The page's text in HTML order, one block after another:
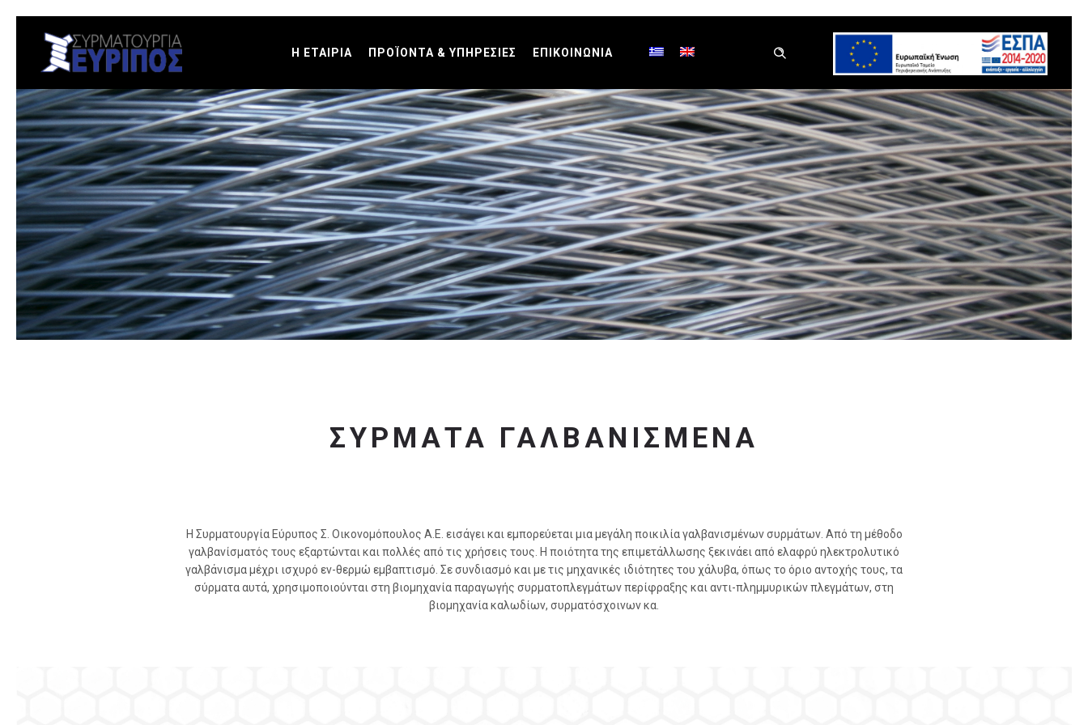
Η ΕΤΑΙΡΙΑ ΠΡΟΪΟΝΤΑ & ΥΠΗΡΕΣΙΕΣ ΕΠΙΚΟΙΝΩΝΙΑ
ΣΥΡΜΑΤΑ ΓΑΛΒΑΝΙΣΜΕΝΑ
Η Συρματουργία Εύρυπος Σ. Οικονομόπουλος Α.Ε. εισάγει και εμπορεύεται μια μεγάλη ποικιλία γαλβανισμένων συρμάτων. Από τη μέθοδο
γαλβανίσματός τους εξαρτώνται και πολλές από τις χρήσεις τους. Η ποιότητα της επιμετάλλωσης ξεκινάει από ελαφρύ ηλεκτρολυτικό
γαλβάνισμα μέχρι ισχυρό εν-θερμώ εμβαπτισμό. Σε συνδιασμό και με τις μηχανικές ιδιότητες του χάλυβα, όπως το όριο αντοχής τους, τα
σύρματα αυτά, χρησιμοποιούνται στη βιομηχανία παραγωγής συρματοπλεγμάτων περίφραξης και αντι-πλημμυρικών πλεγμάτων, στη
βιομηχανία καλωδίων, συρματόσχοινων κα.